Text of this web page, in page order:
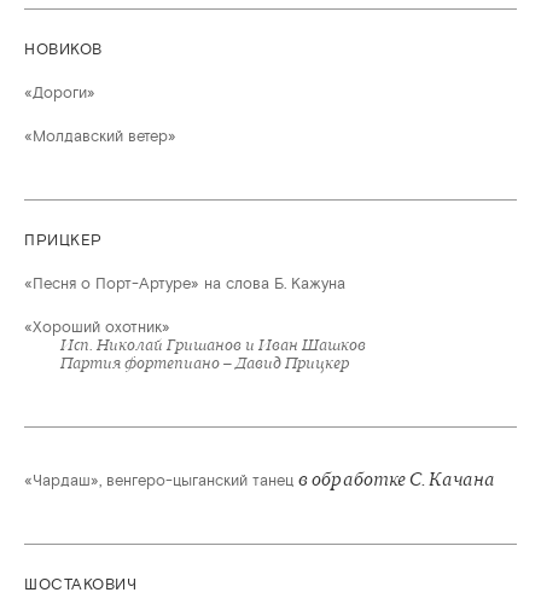
НОВИКОВ
«Дороги»
«Молдавский ветер»
ПРИЦКЕР
«Песня о Порт-Артуре» на слова Б. Кажуна
«Хороший охотник»
Исп. Николай Гришанов и Иван Шашков
Партия фортепиано – Давид Прицкер
«Чардаш», венгеро-цыганский танец в обработке С. Качана
ШОСТАКОВИЧ